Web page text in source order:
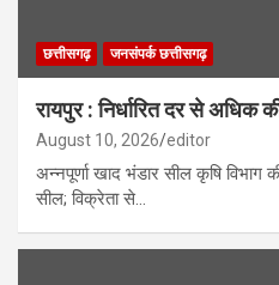
छत्तीसगढ़ जनसंपर्क छत्तीसगढ़
रायपुर : निर्धारित दर से अधिक
August 10, 2026 editor
अन्नपूर्णा खाद भंडार सील कृषि विभाग
सील; विक्रेता से…